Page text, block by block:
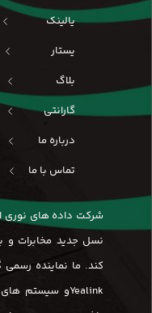
یالینک
یستار
بلاگ
گارانتی
درباره ما
تماس با ما
شرکت داده های
نسل جدید مخابرات
کند. ما نماینده